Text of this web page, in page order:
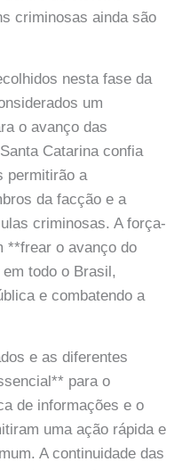
criminosas ainda são
nesta fase da
um
o avanço das
Catarina confia
permitirão a
da facção e a
criminosas. A força-
**frear o avanço do
todo o Brasil,
e combatendo a
e as diferentes
para o
de informações e o
uma ação rápida e
A continuidade das